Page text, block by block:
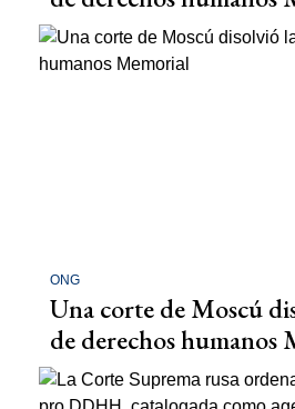
ONG
Una corte de Moscú
de derechos humanos